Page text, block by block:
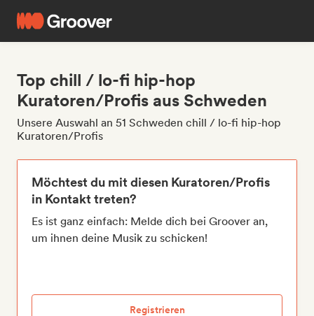
Top chill / lo-fi hip-hop
Kuratoren/Profis aus Schweden
Unsere Auswahl an 51 Schweden chill / lo-fi hip-hop
Kuratoren/Profis
Möchtest du mit diesen Kuratoren/Profis
in Kontakt treten?
Es ist ganz einfach: Melde dich bei Groover an,
um ihnen deine Musik zu schicken!
Registrieren